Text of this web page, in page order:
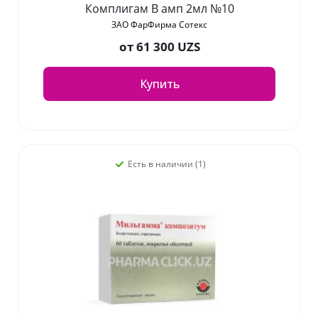
Комплигам B амп 2мл №10
ЗАО ФарФирма Сотекс
от61 300 UZS
Купить
Есть в наличии (1)